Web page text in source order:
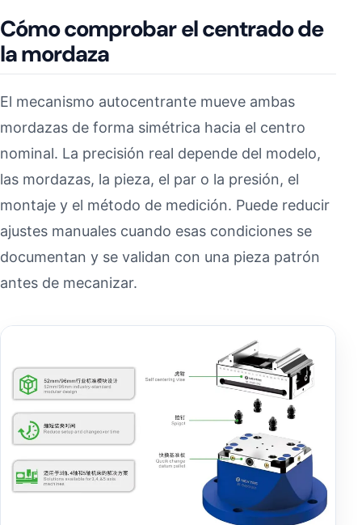
Cómo comprobar el centrado de
la mordaza
El mecanismo autocentrante mueve ambas
mordazas de forma simétrica hacia el centro
nominal. La precisión real depende del modelo,
las mordazas, la pieza, el par o la presión, el
montaje y el método de medición. Puede reducir
ajustes manuales cuando esas condiciones se
documentan y se validan con una pieza patrón
antes de mecanizar.